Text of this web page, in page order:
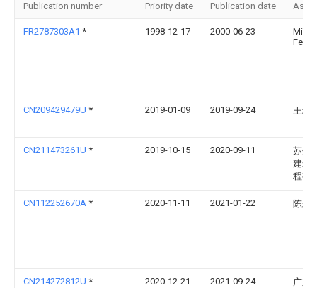
Publication number Priority date Publication date
FR2787303A1 * 1998-12-17 2000-06-23
CN209429479U * 2019-01-09 2019-09-24 王璞
CN211473261U * 2019-10-15 2020-09-11
苏州
建筑
程有
CN112252670A * 2020-11-11 2021-01-22 陈彩
CN214272812U * 2020-12-21 2021-09-24
广东